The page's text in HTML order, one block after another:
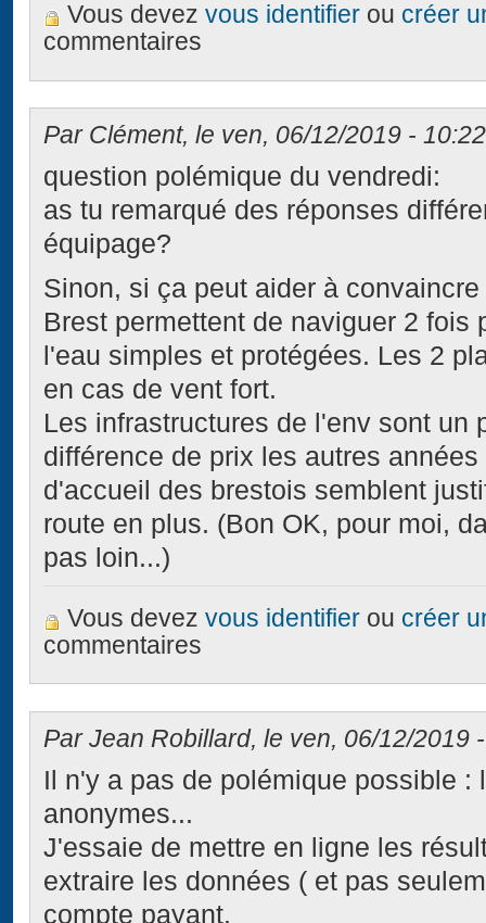
Vous devezvous identifier ou créer
commentaires
Par Clément, le ven, 06/12/2019 -
question polémique du vendredi:
as tu remarqué des réponses
équipage?
Sinon, si ça peut aider à
Brest permettent de naviguer 2 fois
l'eau simples et protégées. Les 2
en cas de vent fort.
Les infrastructures de l'env sont un
différence de prix les autres
d'accueil des brestois semblent
route en plus. (Bon OK, pour moi,
pas loin...)
Vous devezvous identifier ou créer
commentaires
Par Jean Robillard, le ven, 06/12/2019
Il n'y a pas de polémique possible :
anonymes...
J'essaie de mettre en ligne les
extraire les données ( et pas
compte payant.